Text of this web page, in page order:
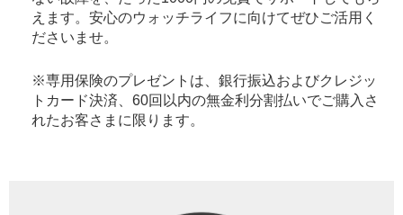
えます。安心のウォッチライフに向けてぜひご活用く
ださいませ。
※専用保険のプレゼントは、銀行振込およびクレジッ
トカード決済、60回以内の無金利分割払いでご購入さ
れたお客さまに限ります。